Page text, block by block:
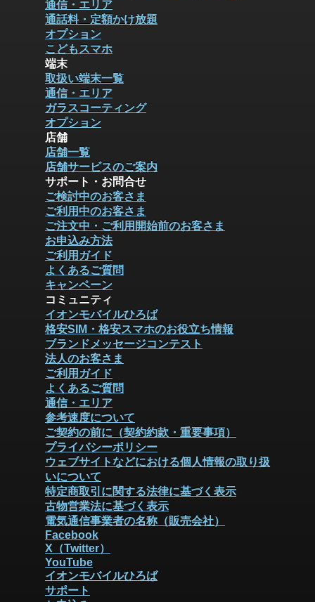
通信・エリア
通話料・定額かけ放題
オプション
こどもスマホ
端末
取扱い端末一覧
通信・エリア
ガラスコーティング
オプション
店舗
店舗一覧
店舗サービスのご案内
サポート・お問合せ
ご検討中のお客さま
ご利用中のお客さま
ご注文中・ご利用開始前のお客さま
お申込み方法
ご利用ガイド
よくあるご質問
キャンペーン
コミュニティ
イオンモバイルひろば
格安SIM・格安スマホのお役立ち情報
ブランドメッセージコンテスト
法人のお客さま
ご利用ガイド
よくあるご質問
通信・エリア
参考速度について
ご契約の前に（契約約款・重要事項）
プライバシーポリシー
ウェブサイトなどにおける個人情報の取り扱
いについて
特定商取引に関する法律に基づく表示
古物営業法に基づく表示
電気通信事業者の名称（販売会社）
Facebook
X（Twitter）
YouTube
イオンモバイルひろば
サポート